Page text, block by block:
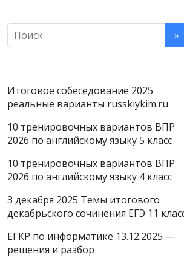
Итоговое собеседование 2025
реальные варианты russkiykim.ru
10 тренировочных вариантов ВПР
2026 по английскому языку 5 класс
10 тренировочных вариантов ВПР
2026 по английскому языку 4 класс
3 декабря 2025 Темы итогового
декабрьского сочинения ЕГЭ 11
ЕГКР по информатике 13.12.2025 —
решения и разбор